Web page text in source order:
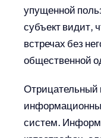
упущенной
субъект видит,
встречах без
общественной
Отрицательный
систем.